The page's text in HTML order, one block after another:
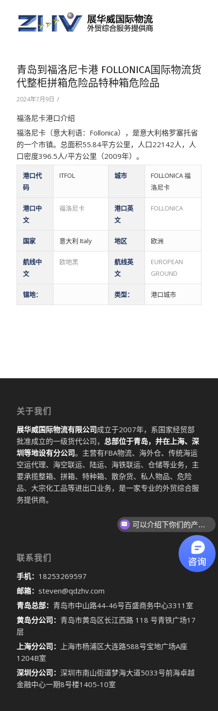
青岛到福洛尼卡港 FOLLONICA国际物流货
代整柜拼箱危险品特种箱危险品
2024年7月9日 /
福洛尼卡港口介绍
福洛尼卡（意大利语：Follonica），是意大利格罗塞托省
的一个市镇。总面积55.84平方公里，人口22142人，人
口密度396.5人/平方公里（2009年）。
港口代
码
ITFOL 城市
FOLLONICA 福
洛尼卡
港口中
文
福洛尼卡
港口英
文
FOLLONICA
国家 意大利 Italy 地区 欧洲
航线中
文
欧地黑
航线英
文
EUROPEAN
GROUND
锚地： 类型： 港口城市
关于我们
展华威国际物流有限公司成立于2007年，系国家经贸部
批准成立的一级货代公司， 总部位于青岛，并在上海、深
圳等地设有分公司。主营有FBA物流、海外仓、传统海运
空运代理、海空联运、陆运、海铁联运、仓储等业务，主
要承揽整箱、拼箱、特种箱、散杂货、私人物品、危险
品、大宗化工品等进出口业务，是一家专业的外贸综合服
务提供商。
联系我们
手机： 18253269597
邮箱： steven@qdzhv.com
青岛总部： 青岛市中山路44-46号百盛商务中心3311室
黄岛分公司： 青岛市黄岛区长江西路 118 号青铁广场17
层
上海分公司：
上海市杨浦区大连路588号宝地广场A座
1204B室
深圳分公司： 深圳市南山街道梦海大道5033号前海卓越
金融中心一期8号楼1405-10室